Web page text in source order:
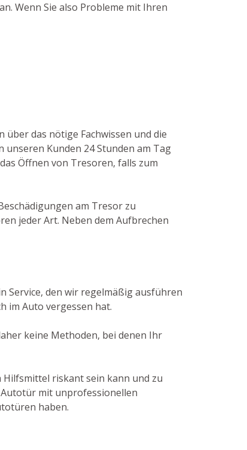
Wenn Sie also Probleme mit Ihren
das nötige Fachwissen und die
Kunden 24 Stunden am Tag
Öffnen von Tresoren, falls zum
am Tresor zu
jeder Art. Neben dem Aufbrechen
Service, den wir regelmäßig ausführen
im Auto vergessen hat.
keine Methoden, bei denen Ihr
Hilfsmittel riskant sein kann und zu
Autotür mit unprofessionellen
haben.